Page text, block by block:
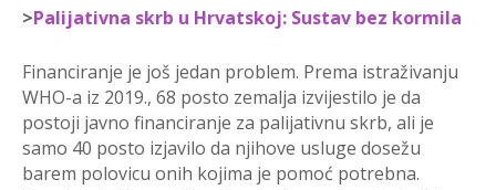
>Palijativna skrb u Hrvatskoj: Sustav bez kormila
Financiranje je još jedan problem. Prema istraživanju
WHO-a iz 2019., 68 posto zemalja izvijestilo je da
postoji javno financiranje za palijativnu skrb, ali je
samo 40 posto izjavilo da njihove usluge dosežu
barem polovicu onih kojima je pomoć potrebna.